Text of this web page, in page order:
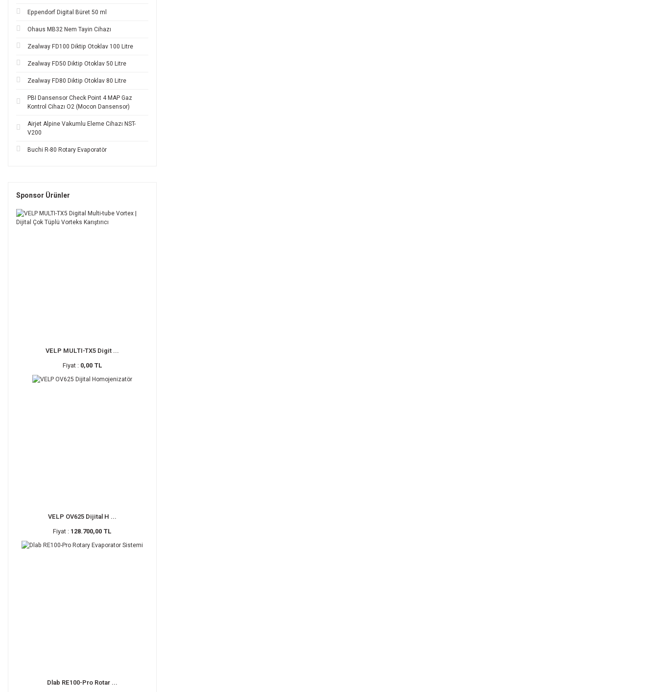
Eppendorf Digital Büret 50 ml
Ohaus MB32 Nem Tayin Cihazı
Zealway FD100 Diktip Otoklav 100 Litre
Zealway FD50 Diktip Otoklav 50 Litre
Zealway FD80 Diktip Otoklav 80 Litre
PBI Dansensor Check Point 4 MAP Gaz
Kontrol Cihazı O2 (Mocon Dansensor)
Airjet Alpine Vakumlu Eleme Cihazı NST-
V200
Buchi R-80 Rotary Evaporatör
Sponsor Ürünler
VELP MULTI-TX5 Digit ...
Fiyat : 0,00 TL
VELP OV625 Dijital H ...
Fiyat : 128.700,00 TL
Dlab RE100-Pro Rotar ...